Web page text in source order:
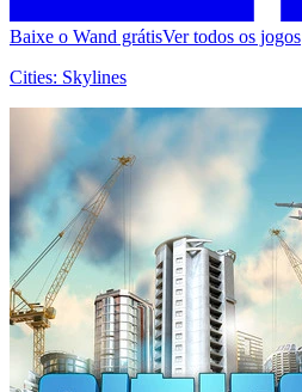
Baixe o Wand grátisVer todos os jogos
Cities: Skylines